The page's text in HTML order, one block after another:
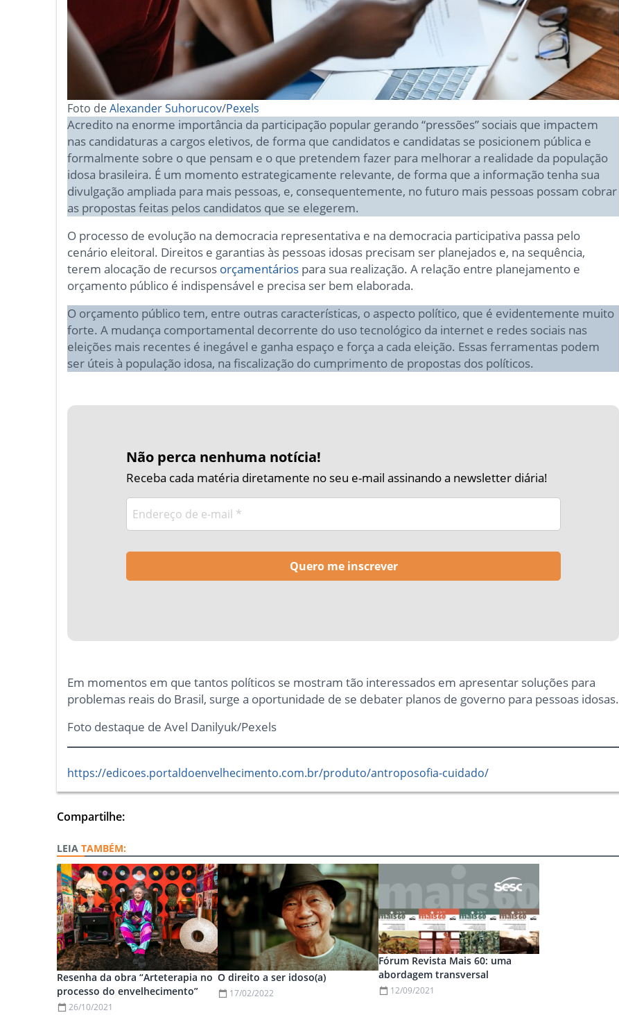
Foto deAlexander Suhorucov/Pexels
Acredito na enorme importância da participação popular gerando “pressões” sociais que impactem
nas candidaturas a cargos eletivos, de forma que candidatos e candidatas se posicionem pública e
formalmente sobre o que pensam e o que pretendem fazer para melhorar a realidade da população
idosa brasileira. É um momento estrategicamente relevante, de forma que a informação tenha sua
divulgação ampliada para mais pessoas, e, consequentemente, no futuro mais pessoas possam cobrar
as propostas feitas pelos candidatos que se elegerem.
O processo de evolução na democracia representativa e na democracia participativa passa pelo
cenário eleitoral. Direitos e garantias às pessoas idosas precisam ser planejados e, na sequência,
terem alocação de recursos orçamentários para sua realização. A relação entre planejamento e
orçamento público é indispensável e precisa ser bem elaborada.
O orçamento público tem, entre outras características, o aspecto político, que é evidentemente muito
forte. A mudança comportamental decorrente do uso tecnológico da internet e redes sociais nas
eleições mais recentes é inegável e ganha espaço e força a cada eleição. Essas ferramentas podem
ser úteis à população idosa, na fiscalização do cumprimento de propostas dos políticos.
Não perca nenhuma notícia!
Receba cada matéria diretamente no seu e-mail assinando a newsletter diária!
Em momentos em que tantos políticos se mostram tão interessados em apresentar soluções para
problemas reais do Brasil, surge a oportunidade de se debater planos de governo para pessoas idosas.
Foto destaque de Avel Danilyuk/Pexels
https://edicoes.portaldoenvelhecimento.com.br/produto/antroposofia-cuidado/
Compartilhe:
TAMBÉM:
Resenha da obra “Arteterapia no
processo do envelhecimento”
26/10/2021
O direito a ser idoso(a)
17/02/2022
Fórum Revista Mais 60: uma
abordagem transversal
12/09/2021